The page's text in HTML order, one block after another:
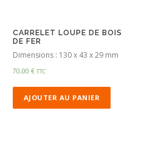
CARRELET LOUPE DE BOIS
DE FER
Dimensions : 130 x 43 x 29 mm
70,00€ TTC
AJOUTER AU PANIER